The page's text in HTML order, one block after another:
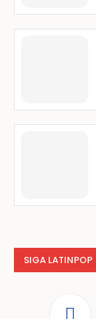
SIGA LATINPOP